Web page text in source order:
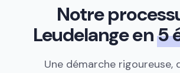
Notre
Leudelange en5
Une démarche rigoureuse,